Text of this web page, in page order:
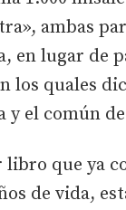
ambas
en lugar de
los quales
y el común
que ya
de vida,